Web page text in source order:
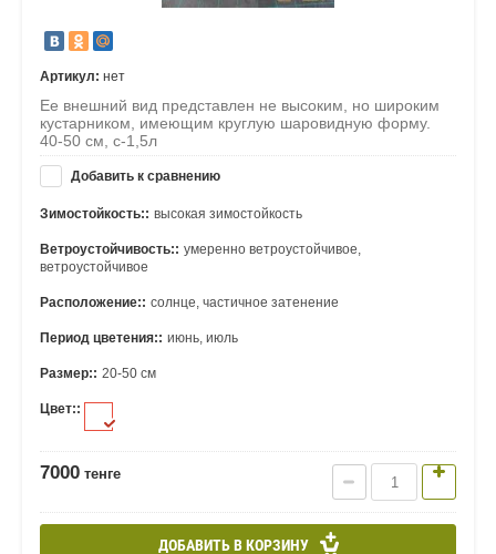
Артикул: нет
Ее внешний вид представлен не высоким, но широким
кустарником, имеющим круглую шаровидную форму.
40-50 см, с-1,5л
Добавить к сравнению
Зимостойкость:: высокая зимостойкость
Ветроустойчивость:: умеренно ветроустойчивое,
ветроустойчивое
Расположение:: солнце, частичное затенение
Период цветения:: июнь, июль
Размер:: 20-50 см
Цвет::
7000 тенге
ДОБАВИТЬ В КОРЗИНУ